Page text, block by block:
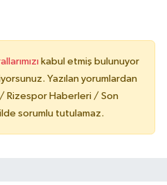
kabul etmiş bulunuyor
Yazılan yorumlardan
Rizespor Haberleri / Son
sorumlu tutulamaz.